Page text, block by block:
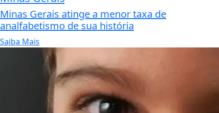
Minas Gerais atinge a menor taxa de
analfabetismo de sua história
Saiba Mais